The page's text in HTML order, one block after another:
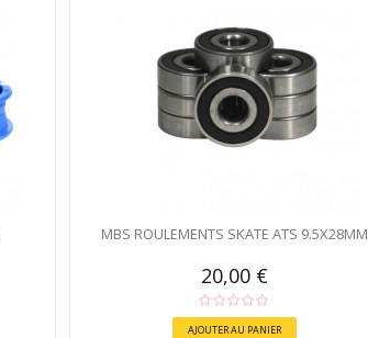
MBS ROULEMENTS SKATE ATS 9.5X28MM
20,00 €
AJOUTER AU PANIER